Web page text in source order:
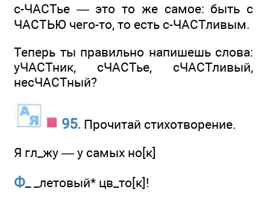
с-ЧАСТье — это то же самое: быть с
ЧАСТЬЮ чего-то, то есть с-ЧАСТливым.
Теперь ты правильно напишешь слова:
уЧАСТник, сЧАСТье, сЧАСТливый,
несЧАСТный?
95. Прочитай стихотворение.
Я гл_жу — у самых но[к]
Ф _ _летовый* цв_то[к]!